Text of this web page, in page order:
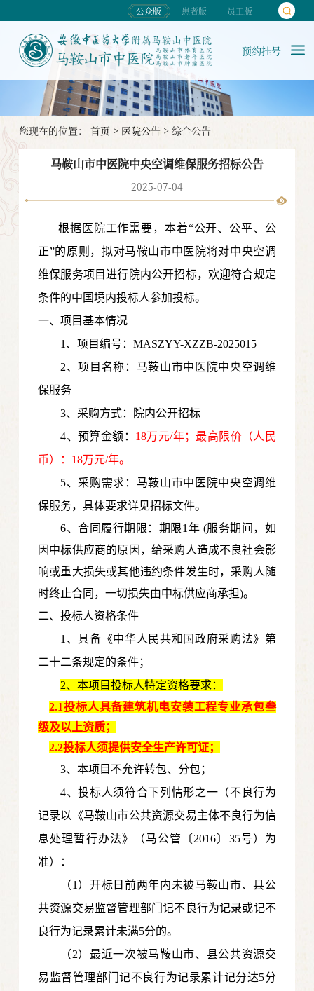
公众版 患者版 员工版
预约挂号
您现在的位置： 首页 > 医院公告> 综合公告
马鞍山市中医院中央空调维保服务招标公告
2025-07-04
根据医院工作需要，本着“公开、公平、公
正”的原则，拟对马鞍山市中医院将对中央空调
维保服务项目进行院内公开招标，欢迎符合规定
条件的中国境内投标人参加投标。
一、项目基本情况
1、项目编号：MASZYY-XZZB-2025015
2、项目名称：马鞍山市中医院中央空调维
保服务
3、采购方式：院内公开招标
4、预算金额： 18万元/年；最高限价（人民
币）：18万元/年。
5、采购需求：马鞍山市中医院中央空调维
保服务，具体要求详见招标文件。
6、合同履行期限：期限1年 (服务期间，如
因中标供应商的原因，给采购人造成不良社会影
响或重大损失或其他违约条件发生时，采购人随
时终止合同，一切损失由中标供应商承担)。
二、投标人资格条件
1、具备《中华人民共和国政府采购法》第
二十二条规定的条件；
2、本项目投标人特定资格要求：
2.1投标人具备建筑机电安装工程专业承包叁
级及以上资质；
2.2投标人须提供安全生产许可证；
3、本项目不允许转包、分包；
4、投标人须符合下列情形之一（不良行为
记录以《马鞍山市公共资源交易主体不良行为信
息处理暂行办法》（马公管〔2016〕35号）为
准）：
（1）开标日前两年内未被马鞍山市、县公
共资源交易监督管理部门记不良行为记录或记不
良行为记录累计未满5分的。
（2）最近一次被马鞍山市、县公共资源交
易监督管理部门记不良行为记录累计记分达5分